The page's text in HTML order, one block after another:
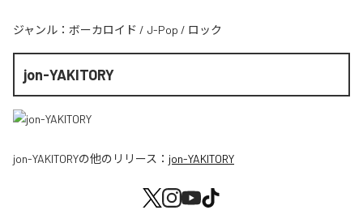
ジャンル： ボーカロイド / J-Pop / ロック
jon-YAKITORY
jon-YAKITORYの他のリリース： jon-YAKITORY